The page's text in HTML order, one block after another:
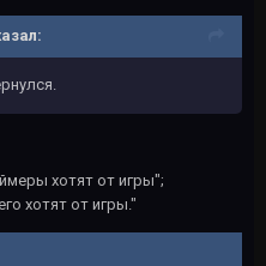
хотят от игры";
хотят от игры."